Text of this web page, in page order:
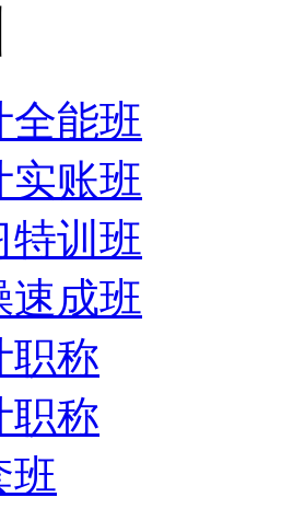
全能班
实账班
特训班
速成班
职称
职称
班